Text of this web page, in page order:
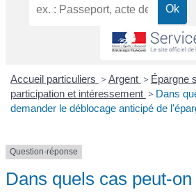
Accueil particuliers > Argent > Épargne
participation et intéressement > Dans
demander le déblocage anticipé de
Question-réponse
Dans quels cas peut-on